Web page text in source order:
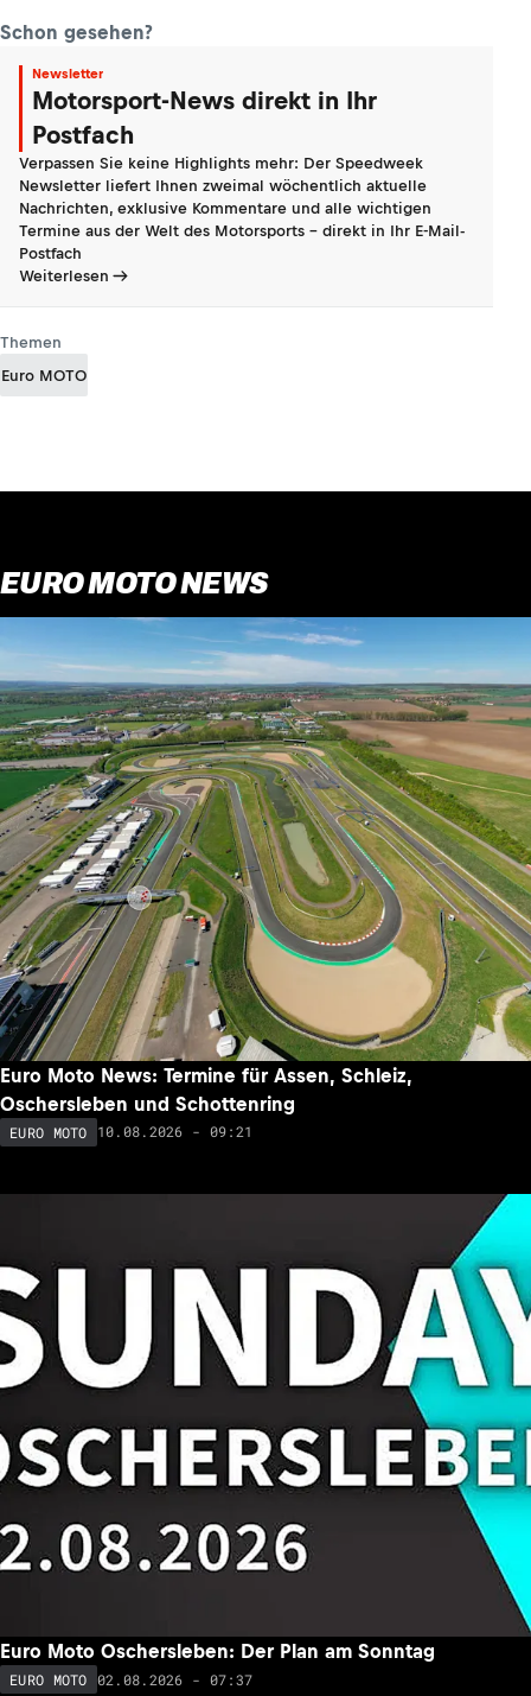
Schon gesehen?
Newsletter
Motorsport-News direkt in Ihr
Postfach
Verpassen Sie keine Highlights mehr: Der Speedweek
Newsletter liefert Ihnen zweimal wöchentlich aktuelle
Nachrichten, exklusive Kommentare und alle wichtigen
Termine aus der Welt des Motorsports - direkt in Ihr E-Mail-
Postfach
Weiterlesen
Themen
Euro MOTO
EURO MOTO NEWS
Euro Moto News: Termine für Assen, Schleiz,
Oschersleben und Schottenring
EURO MOTO 10.08.2026 - 09:21
Euro Moto Oschersleben: Der Plan am Sonntag
EURO MOTO 02.08.2026 - 07:37